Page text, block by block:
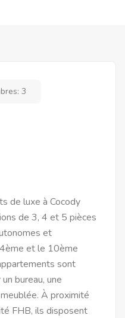
3
de luxe à Cocody
de 3, 4 et 5 pièces
et
et le 10ème
sont
bureau, une
À proximité
FHB, ils disposent